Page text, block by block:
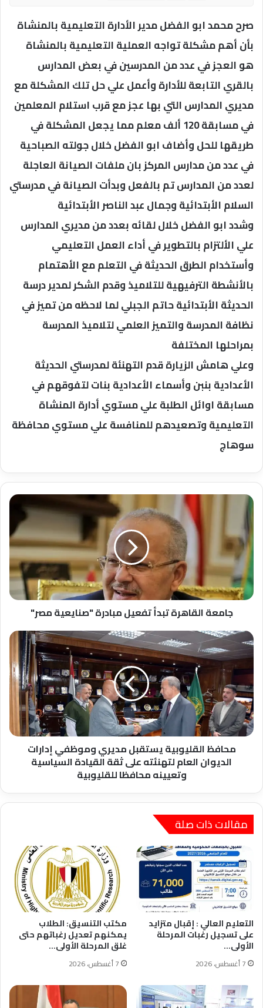
صرح محمد ابو الفضل مدير الأدارة التعليمية بالمنشاة
بأن أهم مشكلة تواجه العملية التعليمية بالمنشاة
هو العجز في عدد من المدرسين في بعض المدارس
بالقري التابعة للأدارة وأعمل علي حل تلك المشكلة مع
مديري المدارس التي بها عجز مع قرب استلام المعلمين
في مسابقة 120 ألف معلم مما يجعل المشكلة في
طريقها للحل وأضاف ابو الفضل خلال جولته الصباحية
في عدد من مدارس المركز بان ملفات الصيانة العاجلة
لعدد من المدارس تم بالفعل وبدأت الصيانة في مدرستي
السلام الأبتدائية وجمال عبد الناصر الأبتدائية
وشدد ابو الفضل خلال لقائه بعدد من مديري المدارس
علي الألتزام بالتطوير في أداء العمل التعليمي
وأستخدام الطرق الحديثة في التعلم مع الأهتمام
بالأنشطة الترفيهية للتلاميذ وقدم الشكر لمدير درسة
الحديثة الأبتدائية حاتم الجبلي لما لاحظه من تميز في
نظافة المدرسة والتميز العلمي لتلاميذ المدرسة
بمراحلها المختلفة
وعلي هامش الزيارة قدم التهنئة لمدرستي الحديثة
الأعدادية بنبن وأسماء الأعدادية بنات لتفوقهم في
مسابقة اوائل الطلبة علي مستوي أدارة المنشاة
التعليمية وتصعيدهم للمنافسة علي مستوي محافظة
سوهاج
جامعة
القاهرة
تبدأ
تفعيل
مبادرة
"صنايعية
مصر"
جامعة القاهرة تبدأ تفعيل مبادرة "صنايعية مصر"
محافظ
القليوبية
يستقبل
مديري
وموظفي
إدارات
الديوان
العام
لتهنئته
وتعيينه
للقليوبية
محافظ القليوبية يستقبل مديري وموظفي إدارات
الديوان العام لتهنئته على ثقة القيادة السياسية
وتعيينه محافظا للقليوبية
مقالات ذات صلة
التعليم العالي : إقبال متزايد
على تسجيل رغبات المرحلة
الأولى…
7 أغسطس، 2026
مكتب التنسيق: الطلاب
يمكنهم تعديل رغباتهم حتى
غلق المرحلة الأولى…
7 أغسطس، 2026